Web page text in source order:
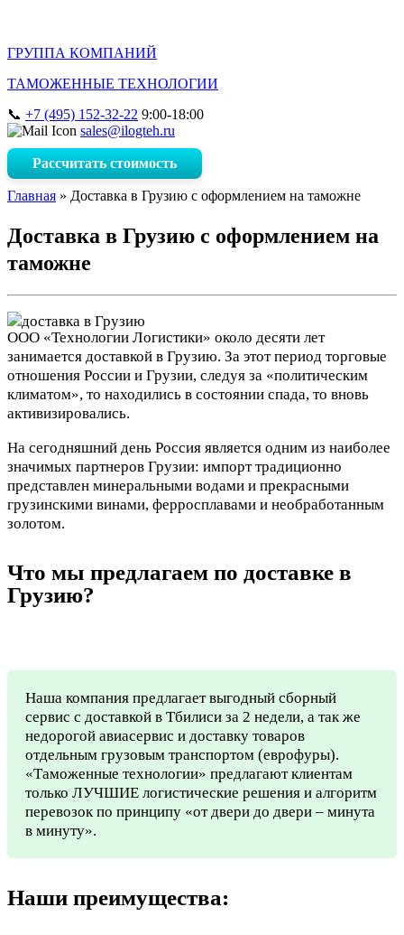
ГРУППА КОМПАНИЙ
ТАМОЖЕННЫЕ ТЕХНОЛОГИИ
+7 (495) 152-32-22 9:00-18:00
sales@ilogteh.ru
Рассчитать стоимость
Главная » Доставка в Грузию c оформлением на таможне
Доставка в Грузию c оформлением на
таможне
ООО «Технологии Логистики» около десяти лет
занимается доставкой в Грузию. За этот период торговые
отношения России и Грузии, следуя за «политическим
климатом», то находились в состоянии спада, то вновь
активизировались.
На сегодняшний день Россия является одним из наиболее
значимых партнеров Грузии: импорт традиционно
представлен минеральными водами и прекрасными
грузинскими винами, ферросплавами и необработанным
золотом.
Что мы предлагаем по доставке в
Грузию?
Наша компания предлагает выгодный сборный
сервис с доставкой в Тбилиси за 2 недели, а так же
недорогой авиасервис и доставку товаров
отдельным грузовым транспортом (еврофуры).
«Таможенные технологии» предлагают клиентам
только ЛУЧШИЕ логистические решения и алгоритм
перевозок по принципу «от двери до двери – минута
в минуту».
Наши преимущества: